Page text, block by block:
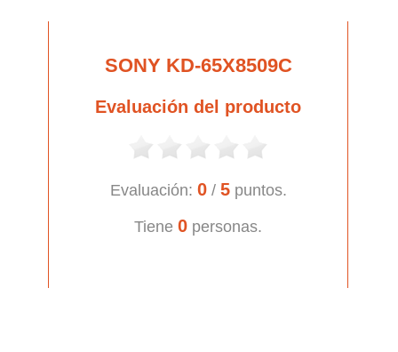
SONY KD-65X8509C
Evaluación del producto
Evaluación: 0/ 5puntos.
Tiene 0 personas.